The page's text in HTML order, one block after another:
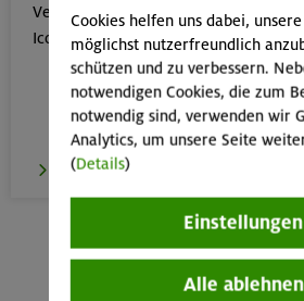
Verkehrsmitteln erreichbar sind,
Icon:

zur Übersicht
Cookies helfen uns dabei,
möglichst nutzerfreundlich
schützen und zu verbessern.
notwendigen Cookies, die zum
notwendig sind, verwenden wir
Analytics, um unsere Seite
(Details)
Einstellungen
Alle ablehnen